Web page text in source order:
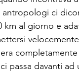
antropologi ci
al giorno e
passa davanti